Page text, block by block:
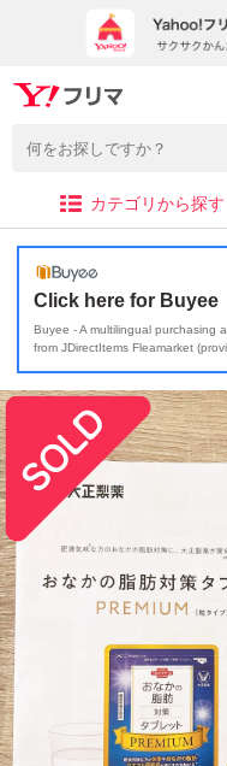
カテゴリから探す
Click here for Buyee
Buyee - A multilingual purchasing
from JDirectItems Fleamarket